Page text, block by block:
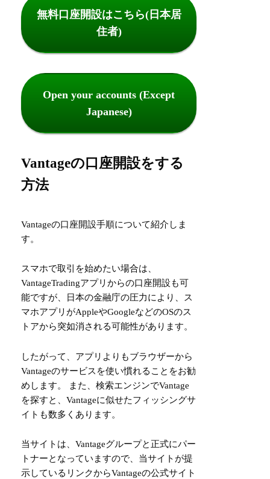
無料口座開設はこちら(日本居
住者)
Open your accounts (Except
Japanese)
Vantageの口座開設をする
方法
Vantageの口座開設手順について紹介しま
す。
スマホで取引を始めたい場合は、
VantageTradingアプリからの口座開設も可
能ですが、日本の金融庁の圧力により、ス
マホアプリがAppleやGoogleなどのOSのス
トアから突如消される可能性があります。
したがって、アプリよりもブラウザーから
Vantageのサービスを使い慣れることをお勧
めします。 また、検索エンジンでVantage
を探すと、Vantageに似せたフィッシングサ
イトも数多くあります。
当サイトは、Vantageグループと正式にパー
トナーとなっていますので、当サイトが提
示しているリンクからVantageの公式サイト